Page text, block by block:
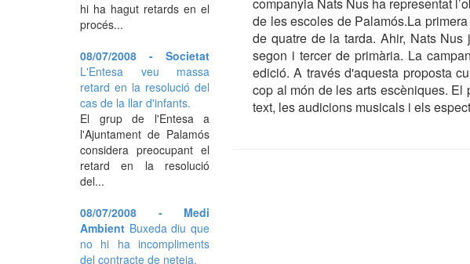
de les escoles de Palamós.La
de quatre de la tarda. Ahir, Nats
segon i tercer de primària. La
edició. A través d'aquesta proposta
cop al món de les arts escèniques. El
text, les audicions musicals i els
hi ha hagut retards en el
procés...
08/07/2008 - Societat
L'Entesa veu massa
retard en la resolució del
cas de la llar d'infants.
El grup de l'Entesa a
l'Ajuntament de Palamós
considera preocupant el
retard en la resolució
del...
08/07/2008 - Medi
Ambient Buxeda diu que
no hi ha incompliments
del contracte de neteja.